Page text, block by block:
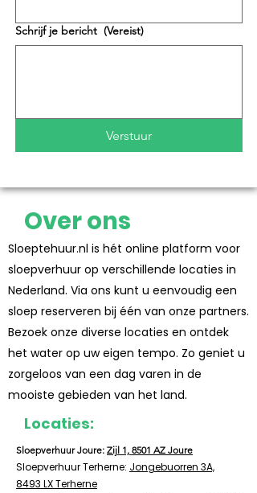
Schrijf je bericht (Vereist)
Verstuur
Over ons
Sloeptehuur.nl is hét online platform voor
sloepverhuur op verschillende locaties in
Nederland. Via ons kunt u eenvoudig een
sloep reserveren bij één van onze partners.
Bezoek onze diverse locaties en ontdek
het water op uw eigen tempo. Zo geniet u
zorgeloos van een dag varen in de
mooiste gebieden van het land.
Locaties:
Sloepverhuur Joure: Zijl 1, 8501 AZ Joure
Sloepverhuur Terherne: Jongebuorren 3A,
8493 LX Terherne